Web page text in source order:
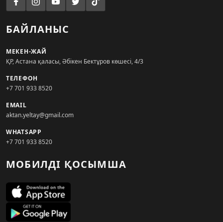
БАЙЛАНЫС
МЕКЕН-ЖАЙ
ҚР, Астана қаласы, Әбікен Бектұров көшесі, 4/3
ТЕЛЕФОН
+7 701 933 8520
EMAIL
aktan.yeltay@gmail.com
WHATSAPP
+7 701 933 8520
МОБИЛДІ ҚОСЫМША